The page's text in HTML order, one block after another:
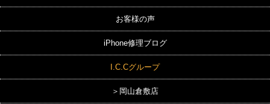
お客様の声
iPhone修理ブログ
I.C.Cグループ
＞岡山倉敷店